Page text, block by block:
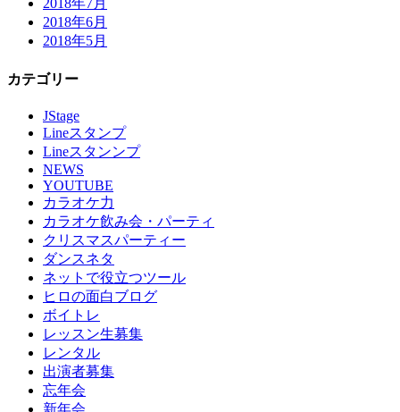
2018年7月
2018年6月
2018年5月
カテゴリー
JStage
Lineスタンプ
Lineスタンンプ
NEWS
YOUTUBE
カラオケ力
カラオケ飲み会・パーティ
クリスマスパーティー
ダンスネタ
ネットで役立つツール
ヒロの面白ブログ
ボイトレ
レッスン生募集
レンタル
出演者募集
忘年会
新年会